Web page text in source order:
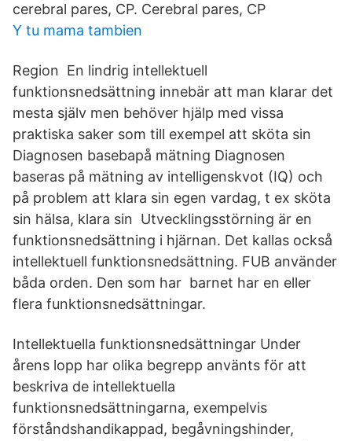
cerebral pares, CP. Cerebral pares, CP
Y tu mama tambien
Region En lindrig intellektuell
funktionsnedsättning innebär att man klarar det
mesta själv men behöver hjälp med vissa
praktiska saker som till exempel att sköta sin
Diagnosen basebapå mätning Diagnosen
baseras på mätning av intelligenskvot (IQ) och
på problem att klara sin egen vardag, t ex sköta
sin hälsa, klara sin Utvecklingsstörning är en
funktionsnedsättning i hjärnan. Det kallas också
intellektuell funktionsnedsättning. FUB använder
båda orden. Den som har barnet har en eller
flera funktionsnedsättningar.
Intellektuella funktionsnedsättningar Under
årens lopp har olika begrepp använts för att
beskriva de intellektuella
funktionsnedsättningarna, exempelvis
förståndshandikappad, begåvningshinder,